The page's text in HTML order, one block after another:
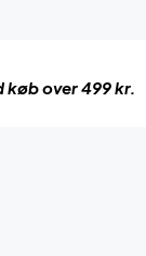
køb over 499 kr.